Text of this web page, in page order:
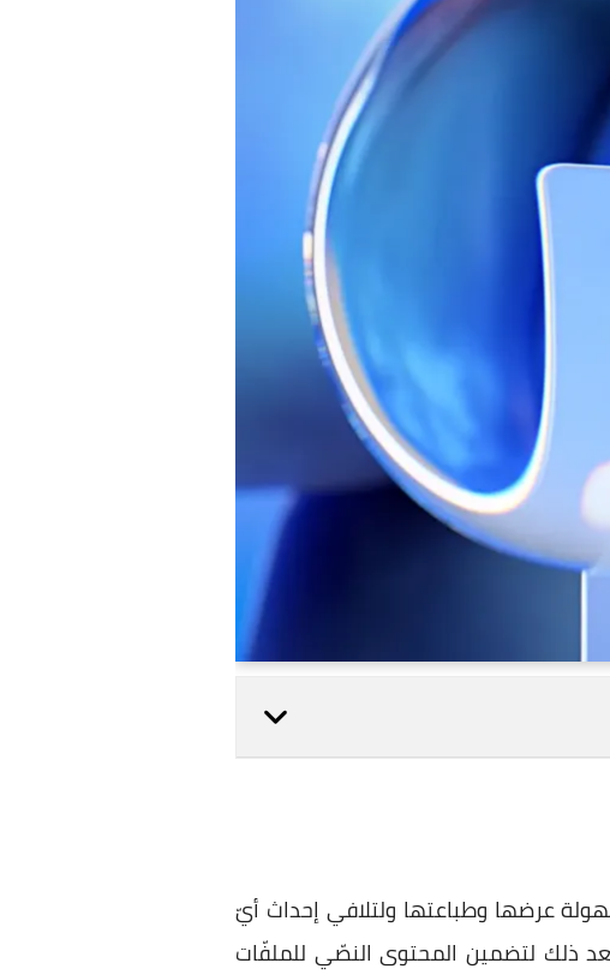
عرضها وطباعتها ولتلافي إحداث أيّ
ذلك لتضمين المحتوى النصّي للملفّات